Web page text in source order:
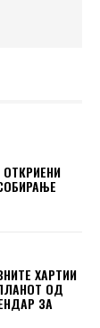
ХАРТИИ
ОД
ЗА